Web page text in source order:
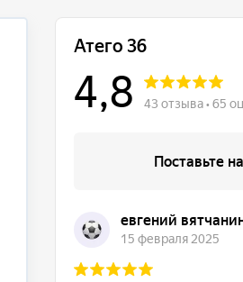
деталям
Недавно обращался в
частью. При
вибрация на рулевом
подвески — пришлось
также провести
Работы были